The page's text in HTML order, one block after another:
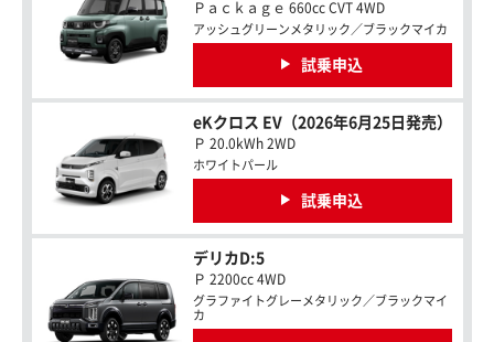
Ｐａｃｋａｇｅ 660cc CVT 4WD
アッシュグリーンメタリック／ブラックマイカ
試乗申込
eKクロス EV（2026年6月25日発売）
Ｐ 20.0kWh 2WD
ホワイトパール
試乗申込
デリカD:5
Ｐ 2200cc 4WD
グラファイトグレーメタリック／ブラックマイ
カ